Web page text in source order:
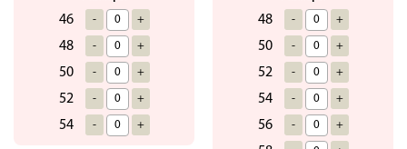
46 - +
48 - +
50 - +
52 - +
54 - +
48 - +
50 - +
52 - +
54 - +
56 - +